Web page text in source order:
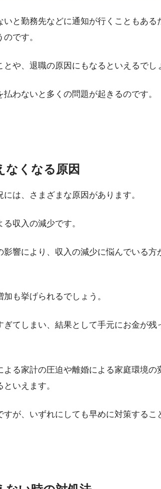
いと勤務先などに通知が行くこともある
です。
や、退職の原因にもなるといえるでし
わないと多くの問題が起きるのです。
なくなる原因
は、さまざまな原因があります。
収入の減少です。
響により、収入の減少に悩んでいる方
も挙げられるでしょう。
てしまい、結果として手元にお金が残
よる家計の圧迫や離婚による家庭環境の
いえます。
が、いずれにしても早めに対策するこ